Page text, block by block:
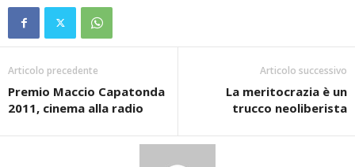
Articolo precedente
Premio Maccio Capatonda
2011, cinema alla radio
Articolo successivo
La meritocrazia è un
trucco neoliberista